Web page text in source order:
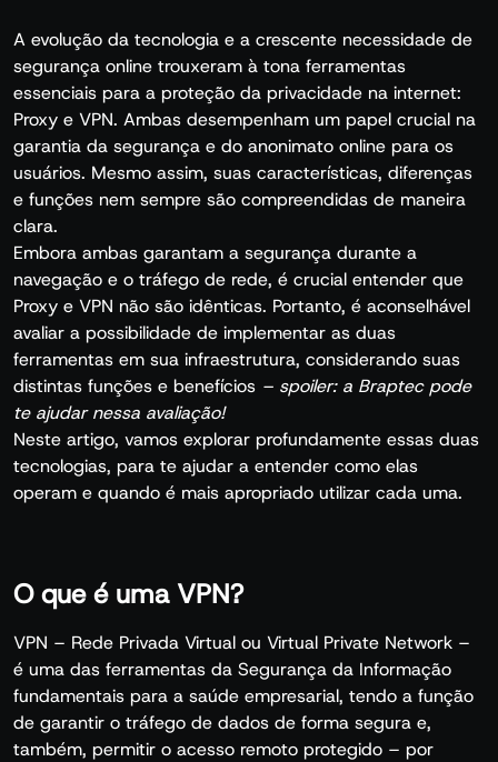
A evolução da tecnologia e a crescente necessidade de
segurança online trouxeram à tona ferramentas
essenciais para a proteção da privacidade na internet:
Proxy e VPN. Ambas desempenham um papel crucial na
garantia da segurança e do anonimato online para os
usuários. Mesmo assim, suas características, diferenças
e funções nem sempre são compreendidas de maneira
clara.
Embora ambas garantam a segurança durante a
navegação e o tráfego de rede, é crucial entender que
Proxy e VPN não são idênticas. Portanto, é aconselhável
avaliar a possibilidade de implementar as duas
ferramentas em sua infraestrutura, considerando suas
distintas funções e benefícios – spoiler: a Braptec pode
te ajudar nessa avaliação!
Neste artigo, vamos explorar profundamente essas duas
tecnologias, para te ajudar a entender como elas
operam e quando é mais apropriado utilizar cada uma.
O que é uma VPN?
VPN – Rede Privada Virtual ou Virtual Private Network –
é uma das ferramentas da Segurança da Informação
fundamentais para a saúde empresarial, tendo a função
de garantir o tráfego de dados de forma segura e,
também, permitir o acesso remoto protegido – por